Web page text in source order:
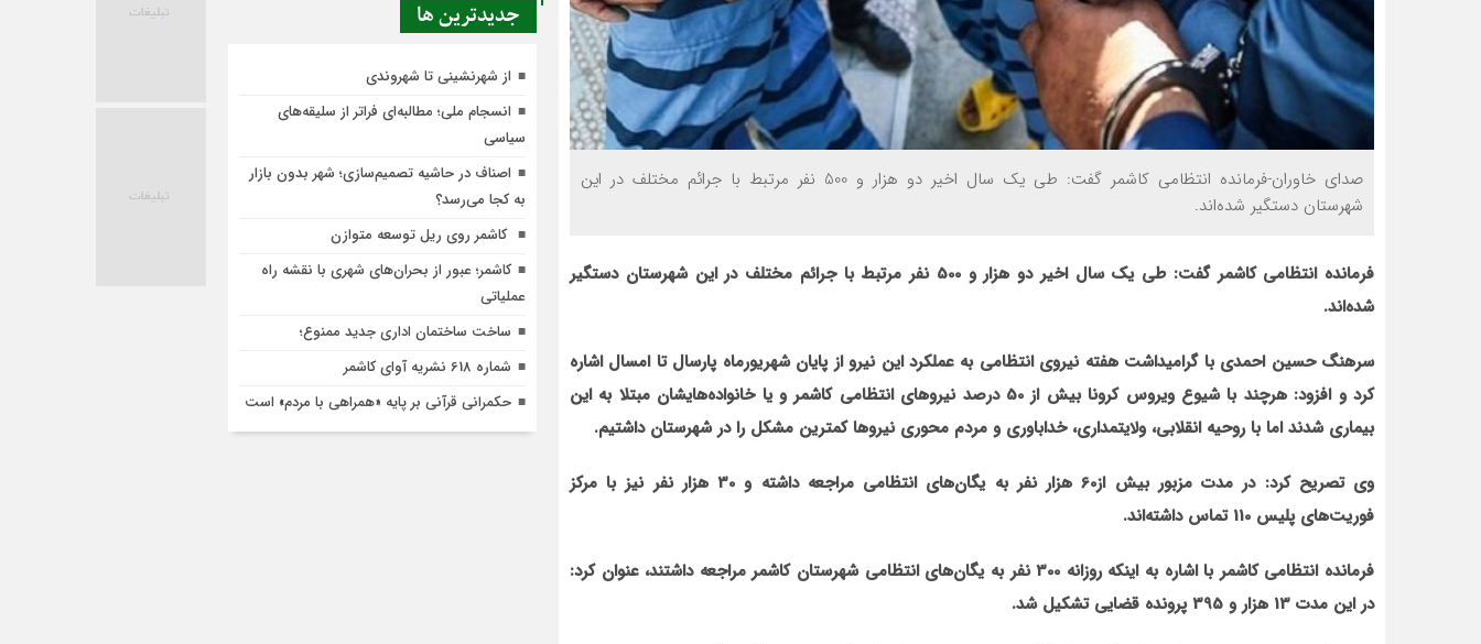
صدای خاوران-فرمانده انتظامی کاشمر گفت: طی یک سال اخیر دو هزار و 500 نفر مرتبط با جرائم مختلف در این
شهرستان دستگیر شده‌اند.
فرمانده انتظامی کاشمر گفت: طی یک سال اخیر دو هزار و 500 نفر مرتبط با جرائم مختلف در این شهرستان دستگیر
شده‌اند.
سرهنگ حسین احمدی با گرامیداشت هفته نیروی انتظامی به عملکرد این نیرو از پایان شهریورماه پارسال تا امسال اشاره
کرد و افزود: هرچند با شیوع ویروس کرونا بیش از 50 درصد نیروهای انتظامی کاشمر و یا خانواده‌های‏شان مبتلا به این
بیماری شدند اما با روحیه انقلابی، ولایتمداری، خداباوری و مردم محوری نیروها کمترین مشکل را در شهرستان داشتیم.
وی تصریح کرد: در مدت مزبور بیش از60 هزار نفر به یگان‌های انتظامی مراجعه داشته و 30 هزار نفر نیز با مرکز
فوریت‌های پلیس 110 تماس داشته‌اند.
فرمانده انتظامی کاشمر با اشاره به این‏که روزانه 300 نفر به یگان‌های انتظامی شهرستان کاشمر مراجعه داشتند، عنوان کرد:
در این مدت 13 هزار و 395 پرونده قضایی تشکیل شد.
جديدترين ها
از شهرنشینی تا شهروندی
انسجام ملی؛ مطالبه‌ای فراتر از سلیقه‌های
سیاسی
اصناف در حاشیه تصمیم‌سازی؛ شهر بدون بازار
به کجا می‌رسد؟
کاشمر روی ریل توسعه متوازن
کاشمر؛ عبور از بحران‌های شهری با نقشه راه
عملیاتی
ساخت ساختمان اداری جدید ممنوع؛
شماره 618 نشریه آوای کاشمر
حکمرانی قرآنی بر پایه «همراهی با مردم» است